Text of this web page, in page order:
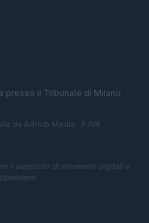
presso il Tribunale di Milano
da AdHub Media · P.IVA
il supporto di strumenti digitali e